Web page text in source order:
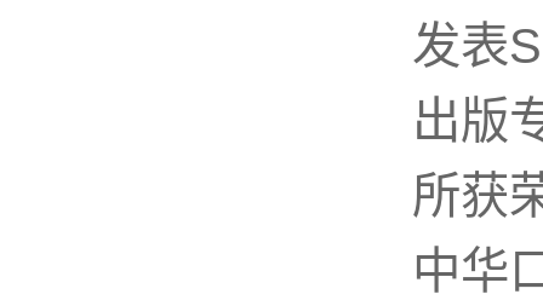
发表
出版
所获
中华